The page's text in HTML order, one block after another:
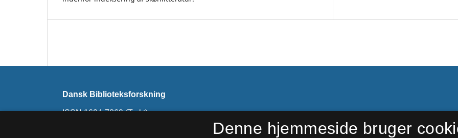
Dansk Biblioteksforskning
ISSN 1604-7869 (Trykt)
Denne hjemmeside bruger